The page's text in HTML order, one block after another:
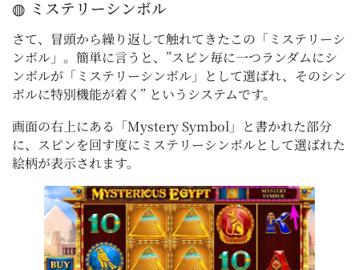
◍ ミステリーシンボル
さて、冒頭から繰り返して触れてきたこの「ミステリーシ
ンボル」。簡単に言うと、”スピン毎に一つランダムにシ
ンボルが「ミステリーシンボル」として選ばれ、そのシン
ボルに特別機能が着く” というシステムです。
画面の右上にある「Mystery Symbol」と書かれた部分
に、スピンを回す度にミステリーシンボルとして選ばれた
絵柄が表示されます。